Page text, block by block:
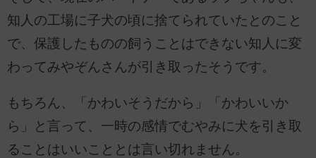
知人の工場に子犬の頃に捨てられていたとのこと
で、保護したものの飼うことはできない知人に変
わってみやぞんさんが引き取ったそうです。
もちろん、「かわいそうだから」「かわいいか
ら」と言って、一時の感情でむやみに犬を引き取
ることはいいこととは言い切れません。